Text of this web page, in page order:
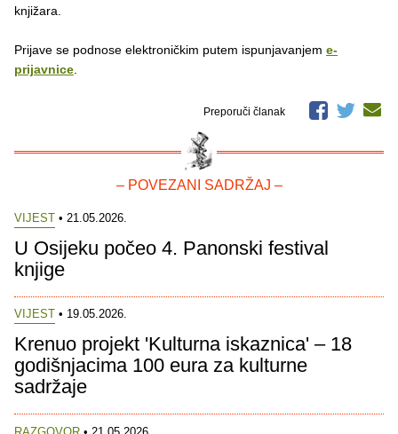
knjižara.
Prijave se podnose elektroničkim putem ispunjavanjem e-
prijavnice
Preporuči članak
– POVEZANI SADRŽAJ –
VIJEST • 21.05.2026.
U Osijeku počeo 4. Panonski festival
knjige
VIJEST • 19.05.2026.
Krenuo projekt 'Kulturna iskaznica' – 18
godišnjacima 100 eura za kulturne
sadržaje